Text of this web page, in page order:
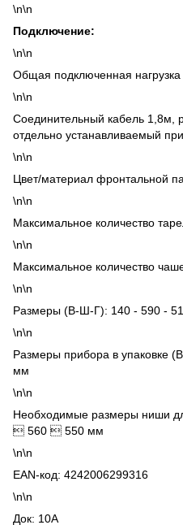
\n\n
Подключение:
\n\n
Общая подключенная нагрузка
\n\n
Соединительный кабель 1,8м,
отдельно устанавливаемый
\n\n
Цвет/материал фронтальной
\n\n
Максимальное количество
\n\n
Максимальное количество
\n\n
Размеры (В-Ш-Г): 140 - 590 -
\n\n
Размеры прибора в
мм
\n\n
Необходимые размеры ниши
 560  550 мм
\n\n
EAN-код: 4242006299316
\n\n
Док: 10А